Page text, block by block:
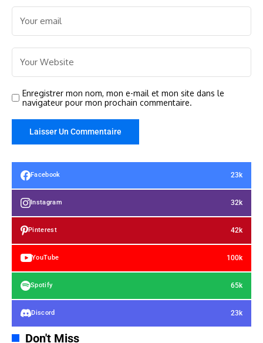
Enregistrer mon nom, mon e-mail et mon site dans le
navigateur pour mon prochain commentaire.
Facebook 23k
Instagram 32k
Pinterest 42k
YouTube 100k
Spotify 65k
Discord 23k
Don't Miss